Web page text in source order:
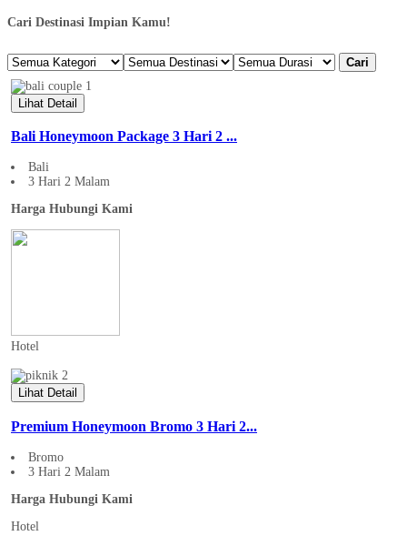
Cari Destinasi Impian Kamu!
Cari
Lihat Detail
Bali Honeymoon Package 3 Hari 2 ...
Bali
3 Hari 2 Malam
Harga Hubungi Kami
Hotel
Lihat Detail
Premium Honeymoon Bromo 3 Hari 2...
Bromo
3 Hari 2 Malam
Harga Hubungi Kami
Hotel